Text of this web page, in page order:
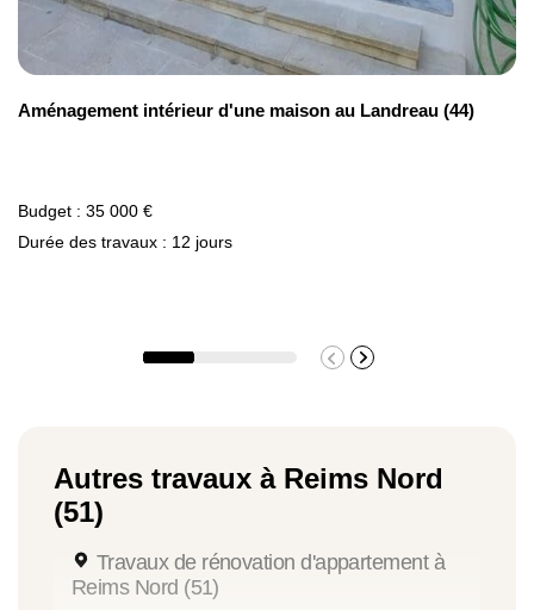
20 €/m²
Aménagement intérieur d'une maison au Landreau (44)
Budget : 35 000 €
Durée des travaux : 12 jours
Autres travaux à Reims Nord
(51)
Travaux de rénovation d'appartement à
Reims Nord (51)